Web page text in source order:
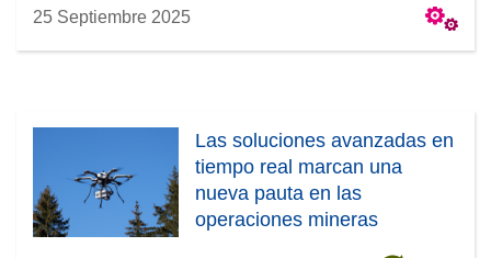
25 Septiembre 2025
Las soluciones avanzadas en
tiempo real marcan una
nueva pauta en las
operaciones mineras